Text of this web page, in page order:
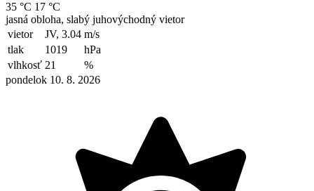
35 °C 17 °C
jasná obloha, slabý juhovýchodný vietor
vietor
JV, 3.04 m/s
tlak
1019
hPa
vlhkosť 21
%
pondelok 10. 8. 2026